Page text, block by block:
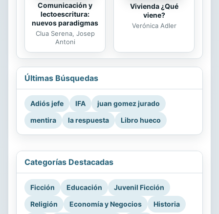
Comunicación y
lectoescritura:
nuevos paradigmas
Clua Serena, Josep
Antoni
Vivienda ¿Qué
viene?
Verónica Adler
Últimas Búsquedas
Adiós jefe IFA
juan gomez jurado
mentira
la respuesta Libro hueco
Categorías Destacadas
Ficción Educación
Juvenil Ficción
Religión
Economía y Negocios Historia